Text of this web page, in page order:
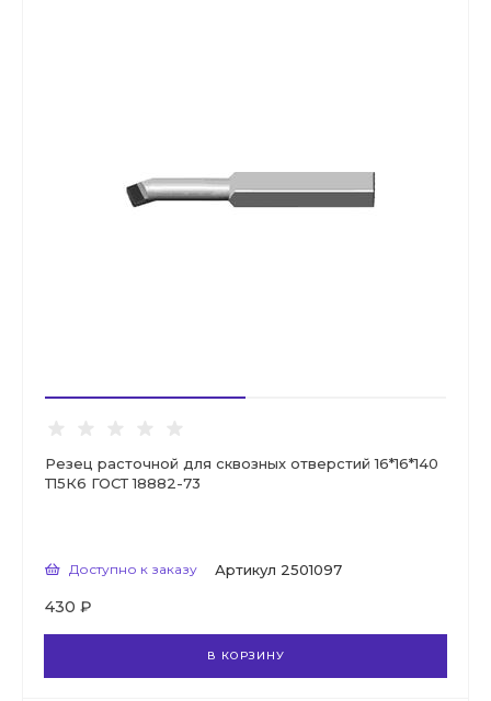
Резец расточной для сквозных отверстий 16*16*140
Т15К6 ГОСТ 18882-73
Доступно к заказу Артикул 2501097
430 ₽
В КОРЗИНУ